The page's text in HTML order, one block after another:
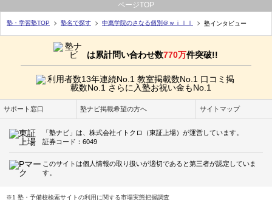
ページTOP
塾・学習塾TOP 塾名で探す 中萬学院のさなる個別＠ｗｉｌｌ 塾インタビュー
は累計問い合わせ数770万件突破!!
サポート窓口 塾ナビ掲載希望の方へ サイトマップ
「塾ナビ」は、株式会社イトクロ（東証上場）が運営しています。
証券コード：6049
このサイトは個人情報の取り扱いが適切であると第三者が認定していま
す。
※1 塾・予備校検索サイトの利用に関する市場実態把握調査